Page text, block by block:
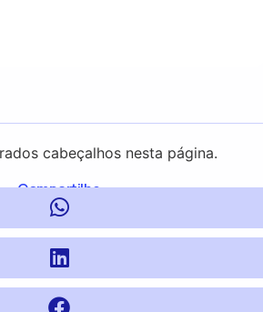
Compartilhe
cabeçalhos nesta página.